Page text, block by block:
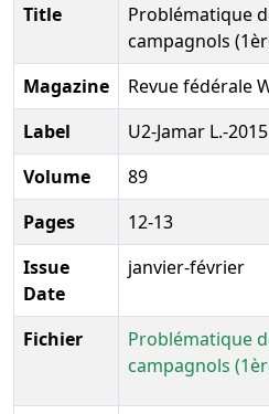
Title
Problématique
campagnols
Magazine
Revue fédérale
Label
U2-Jamar L.-2015
Volume
89
Pages
12-13
Issue
Date
janvier-février
Fichier
Problématique
campagnols